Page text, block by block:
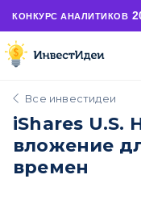
КОНКУРС АНАЛИТИКОВ
Все инвестидеи
iShares U.S.
вложение
времен